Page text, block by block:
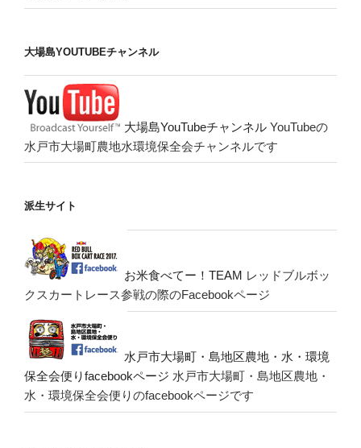
大場島YOUTUBEチャンネル
大場島YouTubeチャンネル YouTubeの
水戸市大場町農地水環境保全会チャンネルです
派生サイト
お米食べてー！TEAM レッドブルボッ
クスカートレース参戦の際のFacebookページ
水戸市大場町・島地区農地・水・環境
保全会便りfacebookページ 水戸市大場町・島地区農地・
水・環境保全会便りのfacebookページです